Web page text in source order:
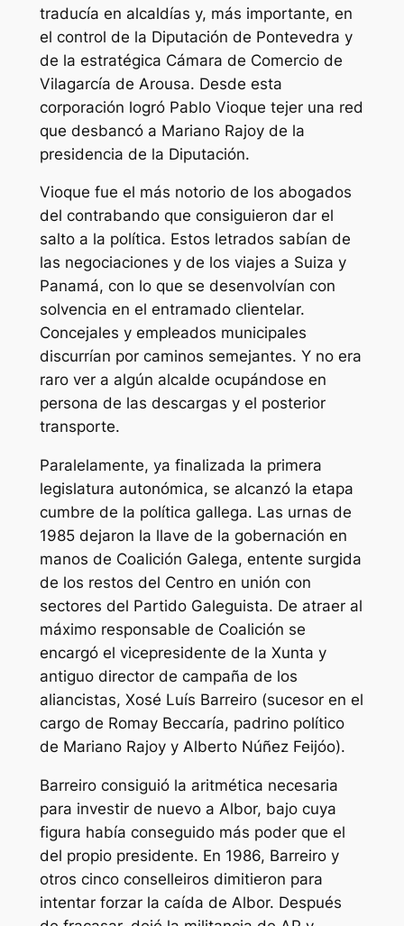
traducía en alcaldías y, más importante, en
el control de la Diputación de Pontevedra y
de la estratégica Cámara de Comercio de
Vilagarcía de Arousa. Desde esta
corporación logró Pablo Vioque tejer una red
que desbancó a Mariano Rajoy de la
presidencia de la Diputación.
Vioque fue el más notorio de los abogados
del contrabando que consiguieron dar el
salto a la política. Estos letrados sabían de
las negociaciones y de los viajes a Suiza y
Panamá, con lo que se desenvolvían con
solvencia en el entramado clientelar.
Concejales y empleados municipales
discurrían por caminos semejantes. Y no era
raro ver a algún alcalde ocupándose en
persona de las descargas y el posterior
transporte.
Paralelamente, ya finalizada la primera
legislatura autonómica, se alcanzó la etapa
cumbre de la política gallega. Las urnas de
1985 dejaron la llave de la gobernación en
manos de Coalición Galega, entente surgida
de los restos del Centro en unión con
sectores del Partido Galeguista. De atraer al
máximo responsable de Coalición se
encargó el vicepresidente de la Xunta y
antiguo director de campaña de los
aliancistas, Xosé Luís Barreiro (sucesor en el
cargo de Romay Beccaría, padrino político
de Mariano Rajoy y Alberto Núñez Feijóo).
Barreiro consiguió la aritmética necesaria
para investir de nuevo a Albor, bajo cuya
figura había conseguido más poder que el
del propio presidente. En 1986, Barreiro y
otros cinco conselleiros dimitieron para
intentar forzar la caída de Albor. Después